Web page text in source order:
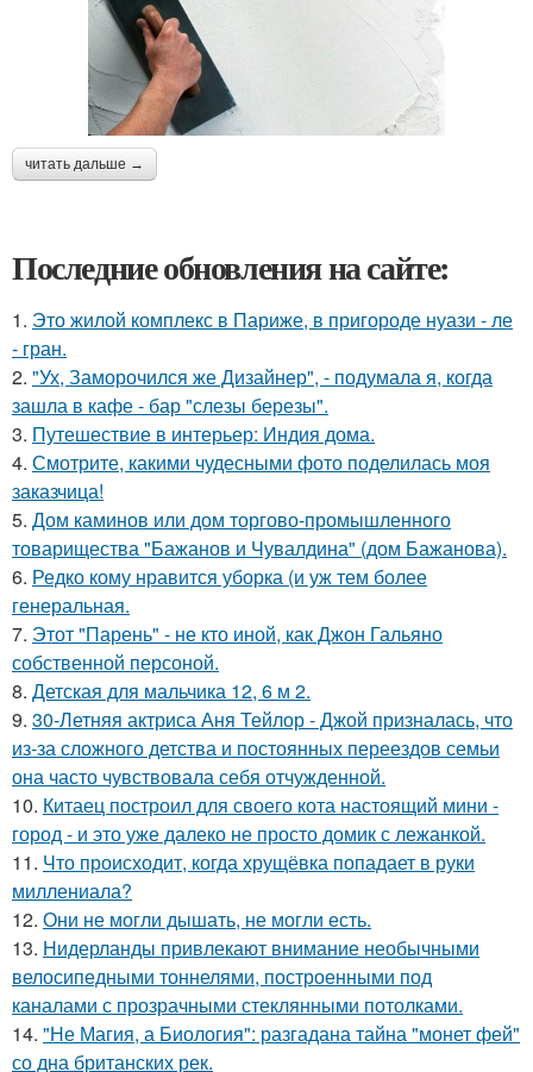
читать дальше →
Последние обновления на сайте:
1. Это жилой комплекс в Париже, в пригороде нуази - ле
- гран.
2. "Ух, Заморочился же Дизайнер", - подумала я, когда
зашла в кафе - бар "слезы березы".
3. Путешествие в интерьер: Индия дома.
4. Смотрите, какими чудесными фото поделилась моя
заказчица!
5. Дом каминов или дом торгово-промышленного
товарищества "Бажанов и Чувалдина" (дом Бажанова).
6. Редко кому нравится уборка (и уж тем более
генеральная.
7. Этот "Парень" - не кто иной, как Джон Гальяно
собственной персоной.
8. Детская для мальчика 12, 6 м 2.
9. 30-Летняя актриса Аня Тейлор - Джой призналась, что
из-за сложного детства и постоянных переездов семьи
она часто чувствовала себя отчужденной.
10. Китаец построил для своего кота настоящий мини -
город - и это уже далеко не просто домик с лежанкой.
11. Что происходит, когда хрущёвка попадает в руки
миллениала?
12. Они не могли дышать, не могли есть.
13. Нидерланды привлекают внимание необычными
велосипедными тоннелями, построенными под
каналами с прозрачными стеклянными потолками.
14. "Не Магия, а Биология": разгадана тайна "монет фей"
со дна британских рек.